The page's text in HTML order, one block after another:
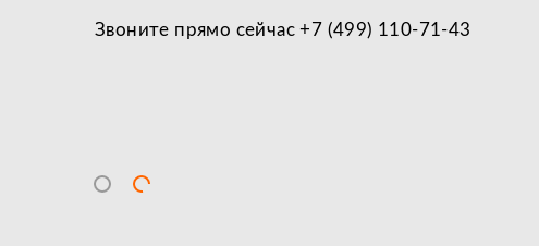
Звоните прямо сейчас +7 (499) 110-71-43